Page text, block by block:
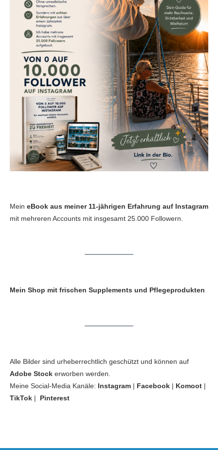
Mein eBook aus meiner 11-jährigen Erfahrung auf Instagram
mit mehreren Accounts mit insgesamt 25.000 Followern.
Mein Shop mit frischen Supplements und Pflegeprodukten
Alle Bilder sind urheberrechtlich geschützt und können auf
Adobe Stock erworben werden.
Meine Social-Media Kanäle: Instagram | Facebook | Komoot |
TikTok | Pinterest